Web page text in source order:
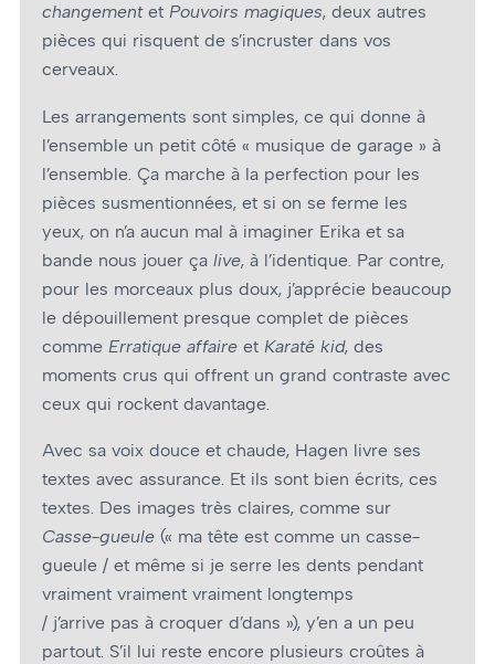
changementet Pouvoirs magiques, deux autres
pièces qui risquent de s’incruster dans vos
cerveaux.
Les arrangements sont simples, ce qui donne à
l’ensemble un petit côté « musique de garage » à
l’ensemble. Ça marche à la perfection pour les
pièces susmentionnées, et si on se ferme les
yeux, on n’a aucun mal à imaginer Erika et sa
bande nous jouer ça live, à l’identique. Par contre,
pour les morceaux plus doux, j’apprécie beaucoup
le dépouillement presque complet de pièces
comme Erratique affaire et Karaté kid, des
moments crus qui offrent un grand contraste avec
ceux qui rockent davantage.
Avec sa voix douce et chaude, Hagen livre ses
textes avec assurance. Et ils sont bien écrits, ces
textes. Des images très claires, comme sur
Casse-gueule (« ma tête est comme un casse-
gueule / et même si je serre les dents pendant
vraiment vraiment vraiment longtemps
/ j’arrive pas à croquer d’dans »), y’en a un peu
partout. S’il lui reste encore plusieurs croûtes à